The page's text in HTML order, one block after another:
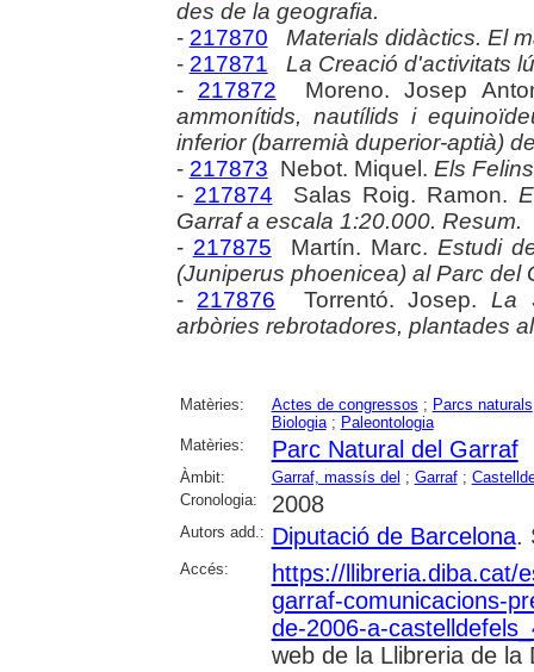
des de la geografia.
- 217870
Materials didàctics. El
- 217871
La Creació d'activitats
- 217872 Moreno. Josep
ammonítids, nautílids i
inferior (barremià duperior-aptià)
- 217873 Nebot. Miquel. Els
- 217874 Salas Roig. Ramon.
Garraf a escala 1:20.000. Resum.
- 217875 Martín. Marc.Estudi
(Juniperus phoenicea) al Parc del
- 217876 Torrentó. Josep. La
arbòries rebrotadores, plantades
Matèries: Actes de congressos ; Parcs naturals
Biologia; Paleontologia
Matèries:
Parc Natural del Garraf
Àmbit: Garraf, massís del ; Garraf;
Cronologia:
2008
Autors add.: Diputació de Barcelona.
Accés:
https://llibreria.diba.cat/
garraf-comunicacions-
de-2006-a-
web de la Llibreria de la